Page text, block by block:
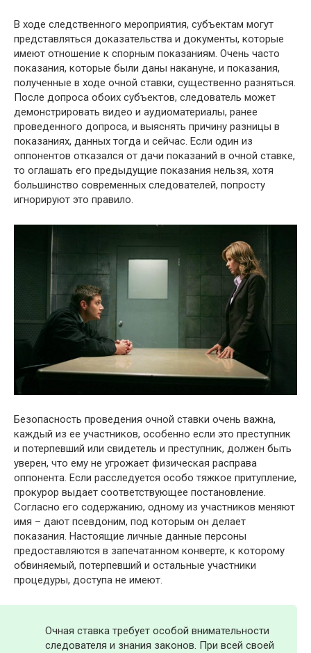
В ходе следственного мероприятия, субъектам могут
представляться доказательства и документы, которые
имеют отношение к спорным показаниям. Очень часто
показания, которые были даны накануне, и показания,
полученные в ходе очной ставки, существенно разняться.
После допроса обоих субъектов, следователь может
демонстрировать видео и аудиоматериалы, ранее
проведенного допроса, и выяснять причину разницы в
показаниях, данных тогда и сейчас. Если один из
оппонентов отказался от дачи показаний в очной ставке,
то оглашать его предыдущие показания нельзя, хотя
большинство современных следователей, попросту
игнорируют это правило.
Безопасность проведения очной ставки очень важна,
каждый из ее участников, особенно если это преступник
и потерпевший или свидетель и преступник, должен быть
уверен, что ему не угрожает физическая расправа
оппонента. Если расследуется особо тяжкое притупление,
прокурор выдает соответствующее постановление.
Согласно его содержанию, одному из участников меняют
имя – дают псевдоним, под которым он делает
показания. Настоящие личные данные персоны
предоставляются в запечатанном конверте, к которому
обвиняемый, потерпевший и остальные участники
процедуры, доступа не имеют.
Очная ставка требует особой внимательности
следователя и знания законов. При всей своей